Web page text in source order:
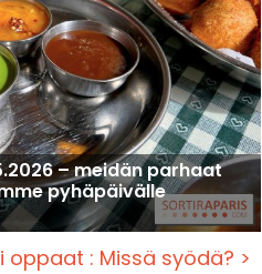
– meidän parhaat
pyhäpäivälle
oppaat : Missä syödä? >